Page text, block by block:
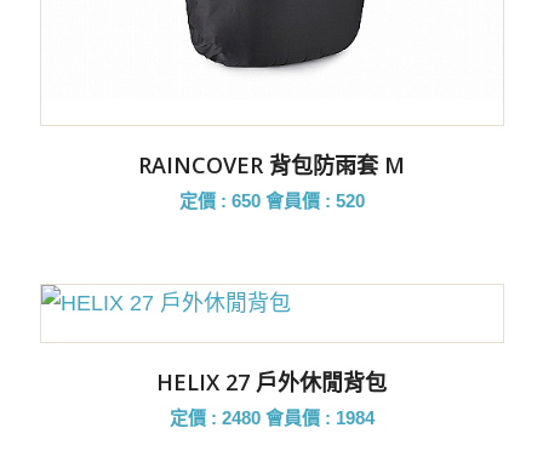
RAINCOVER 背包防雨套 M
定價 : 650 會員價 : 520
HELIX 27 戶外休閒背包
定價 : 2480 會員價 : 1984